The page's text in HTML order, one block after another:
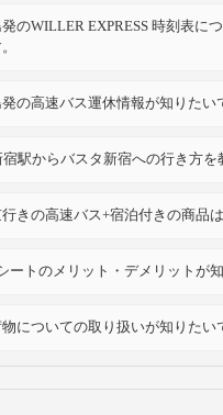
のWILLER EXPRESS 時刻表に
の高速バス運休情報が知りたい
宿駅からバスタ新宿への行き方を
きの高速バス+宿泊付きの商品
ートのメリット・デメリットが知
についての取り扱いが知りたい